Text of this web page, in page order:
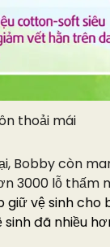
thoải mái
Bobby còn
3000 lỗ thấm
giữ vệ sinh cho
đã nhiều